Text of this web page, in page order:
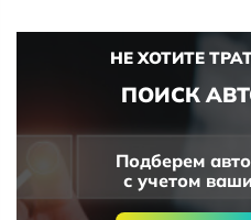
НЕ ХОТИТЕ
ПОИСК
Подберем
с учетом